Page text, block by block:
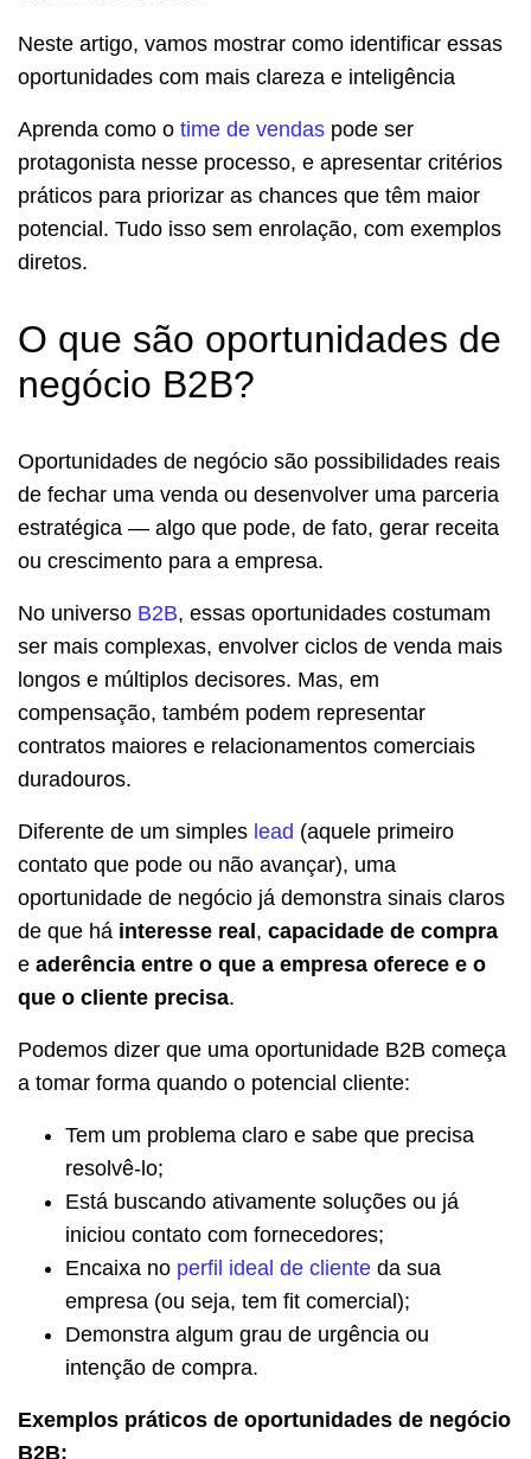
Neste artigo, vamos mostrar como identificar essas
oportunidades com mais clareza e inteligência
Aprenda como o time de vendas pode ser
protagonista nesse processo, e apresentar critérios
práticos para priorizar as chances que têm maior
potencial. Tudo isso sem enrolação, com exemplos
diretos.
O que são oportunidades de
negócio B2B?
Oportunidades de negócio são possibilidades reais
de fechar uma venda ou desenvolver uma parceria
estratégica — algo que pode, de fato, gerar receita
ou crescimento para a empresa.
No universo B2B, essas oportunidades costumam
ser mais complexas, envolver ciclos de venda mais
longos e múltiplos decisores. Mas, em
compensação, também podem representar
contratos maiores e relacionamentos comerciais
duradouros.
Diferente de um simples lead (aquele primeiro
contato que pode ou não avançar), uma
oportunidade de negócio já demonstra sinais claros
de que há interesse real, capacidade de compra
e aderência entre o que a empresa oferece e o
que o cliente precisa.
Podemos dizer que uma oportunidade B2B começa
a tomar forma quando o potencial cliente:
Tem um problema claro e sabe que precisa
resolvê-lo;
Está buscando ativamente soluções ou já
iniciou contato com fornecedores;
Encaixa no perfil ideal de cliente da sua
empresa (ou seja, tem fit comercial);
Demonstra algum grau de urgência ou
intenção de compra.
Exemplos práticos de oportunidades de negócio
B2B: